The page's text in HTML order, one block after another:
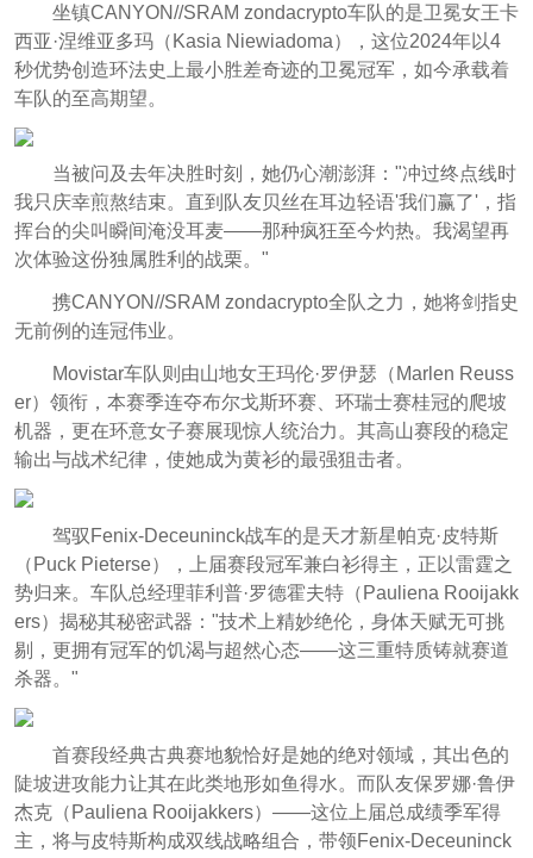
坐镇CANYON//SRAM zondacrypto车队的是卫冕女王卡
西亚·涅维亚多玛（Kasia Niewiadoma），这位2024年以4
秒优势创造环法史上最小胜差奇迹的卫冕冠军，如今承载着
车队的至高期望。
当被问及去年决胜时刻，她仍心潮澎湃："冲过终点线时
我只庆幸煎熬结束。直到队友贝丝在耳边轻语'我们赢了'，指
挥台的尖叫瞬间淹没耳麦——那种疯狂至今灼热。我渴望再
次体验这份独属胜利的战栗。"
携CANYON//SRAM zondacrypto全队之力，她将剑指史
无前例的连冠伟业。
Movistar车队则由山地女王玛伦·罗伊瑟（Marlen Reuss
er）领衔，本赛季连夺布尔戈斯环赛、环瑞士赛桂冠的爬坡
机器，更在环意女子赛展现惊人统治力。其高山赛段的稳定
输出与战术纪律，使她成为黄衫的最强狙击者。
驾驭Fenix-Deceuninck战车的是天才新星帕克·皮特斯
（Puck Pieterse），上届赛段冠军兼白衫得主，正以雷霆之
势归来。车队总经理菲利普·罗德霍夫特（Pauliena Rooijakk
ers）揭秘其秘密武器："技术上精妙绝伦，身体天赋无可挑
剔，更拥有冠军的饥渴与超然心态——这三重特质铸就赛道
杀器。"
首赛段经典古典赛地貌恰好是她的绝对领域，其出色的
陡坡进攻能力让其在此类地形如鱼得水。而队友保罗娜·鲁伊
杰克（Pauliena Rooijakkers）——这位上届总成绩季军得
主，将与皮特斯构成双线战略组合，带领Fenix-Deceuninck